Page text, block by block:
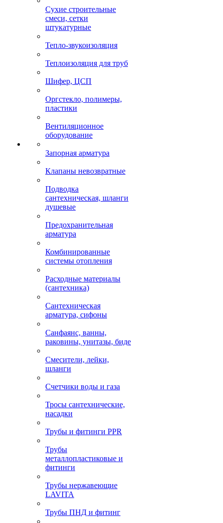
Сухие строительные
смеси, сетки
штукатурные
Тепло-звукоизоляция
Теплоизоляция для труб
Шифер, ЦСП
Оргстекло, полимеры,
пластики
Вентиляционное
оборудование
Запорная арматура
Клапаны невозвратные
Подводка
сантехническая, шланги
душевые
Предохранительная
арматура
Комбинированные
системы отопления
Расходные материалы
(сантехника)
Сантехническая
арматура, сифоны
Санфаянс, ванны,
раковины, унитазы, биде
Смесители, лейки,
шланги
Счетчики воды и газа
Тросы сантехнические,
насадки
Трубы и фитинги PPR
Трубы
металлопластиковые и
фитинги
Трубы нержавеющие
LAVITA
Трубы ПНД и фитинг